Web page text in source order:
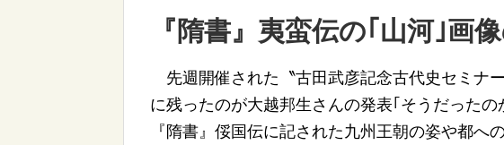
『隋書』夷蛮伝の｢山河｣画
先週開催された〝古田武彦記念古代史セミナ
に残ったのが大越邦生さんの発表｢そうだったの
『隋書』俀国伝に記された九州王朝の姿や都へ